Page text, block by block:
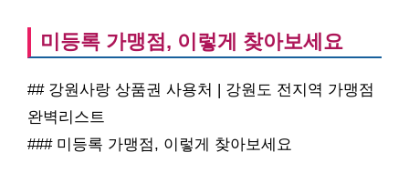
미등록 가맹점, 이렇게 찾아보세요
## 강원사랑 상품권 사용처 | 강원도 전지역 가맹점
완벽리스트
### 미등록 가맹점, 이렇게 찾아보세요